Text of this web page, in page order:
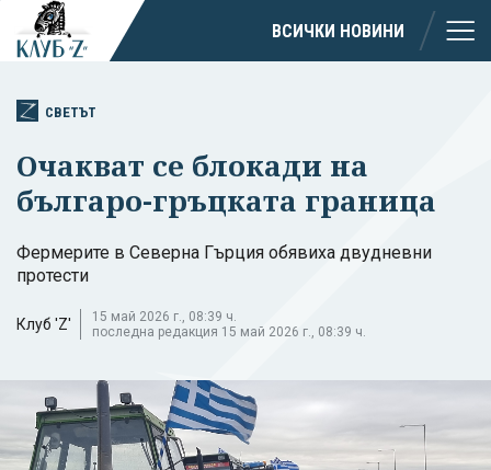
ВСИЧКИ НОВИНИ
СВЕТЪТ
Очакват се блокади на
българо-гръцката граница
Фермерите в Северна Гърция обявиха двудневни
протести
Клуб 'Z'
15 май 2026 г., 08:39 ч.
последна редакция 15 май 2026 г., 08:39 ч.